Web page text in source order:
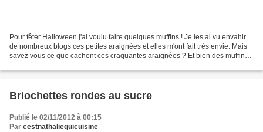
Pour fêter Halloween j'ai voulu faire quelques muffins ! Je les ai vu envahir
de nombreux blogs ces petites araignées et elles m'ont fait très envie. Mais
savez vous ce que cachent ces craquantes araignées ? Et bien des muffins
Briochettes rondes au sucre
Publié le 02/11/2012 à 00:15
Par cestnathaliequicuisine